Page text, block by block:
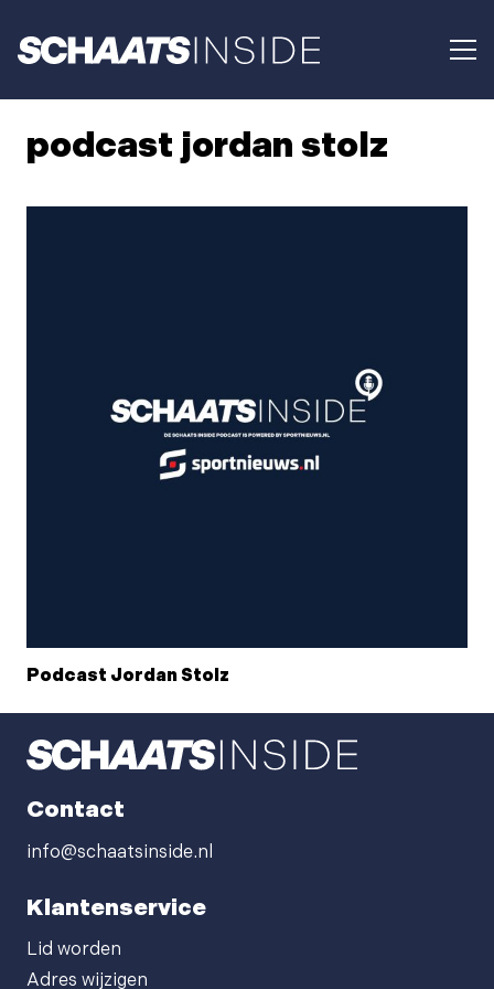
podcast jordan stolz
Podcast Jordan Stolz
Contact
info@schaatsinside.nl
Klantenservice
Lid worden
Adres wijzigen